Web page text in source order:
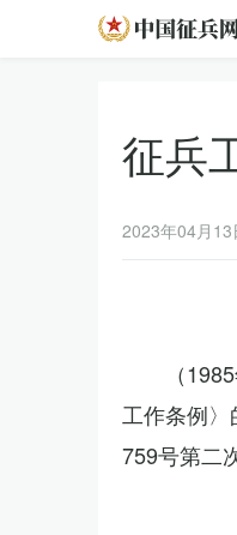
征兵
2023年04月13
（
工作条例
759号第二